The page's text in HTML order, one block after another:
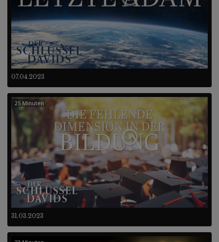
07.04.2023
31.03.2023
25 Minuten